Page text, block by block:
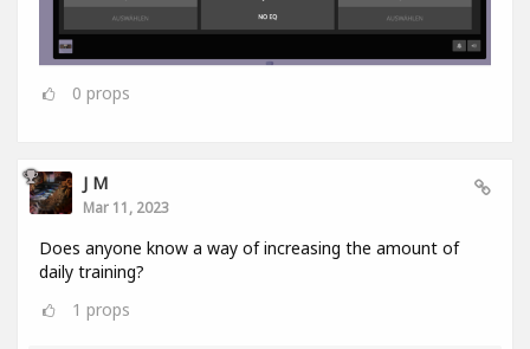
0 props
J M
Mar 11, 2023
Does anyone know a way of increasing the amount of
daily training?
1 props